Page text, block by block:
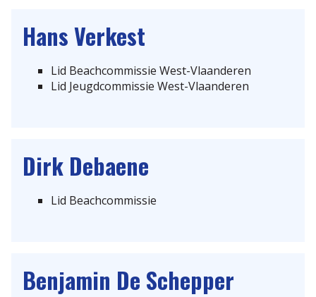
HansVerkest
Lid Beachcommissie West-Vlaanderen
Lid Jeugdcommissie West-Vlaanderen
Dirk Debaene
Lid Beachcommissie
Benjamin De Schepper